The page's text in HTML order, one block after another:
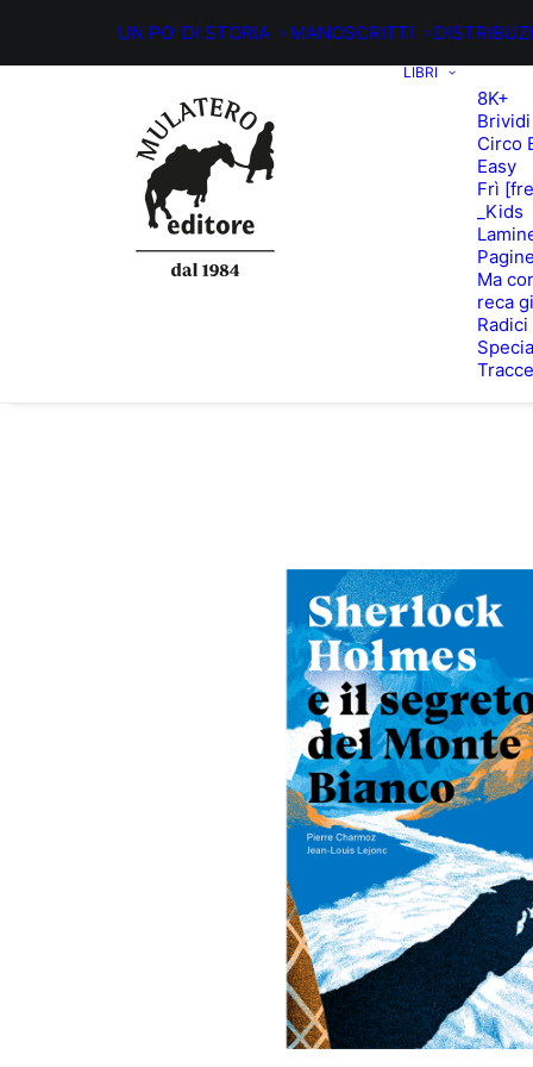
UN PO’ DI STORIA MANOSCRITTI
LIBRI
8K+
Brividi
Circo
Easy
Frì
_Kids
Ma
reca
Radici
Tracce